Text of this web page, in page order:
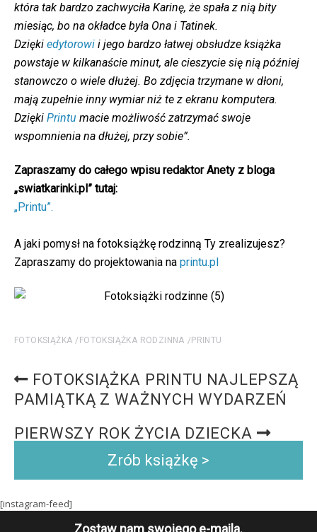
która tak bardzo zachwyciła Karinę, że spała z nią bity
miesiąc, bo na okładce była Ona i Tatinek.
Dzięki edytorowi i jego bardzo łatwej obsłudze książka
powstaje w kilkanaście minut, ale cieszycie się nią później
stanowczo o wiele dłużej. Bo zdjęcia trzymane w dłoni,
mają zupełnie inny wymiar niż te z ekranu komputera.
Dzięki Printu macie możliwość zatrzymać swoje
wspomnienia na dłużej, przy sobie”.
Zapraszamy do całego wpisu redaktor Anety z bloga
„swiatkarinki.pl” tutaj:
„Printu”.
A jaki pomysł na fotoksiążkę rodzinną Ty zrealizujesz?
Zapraszamy do projektowania na printu.pl
FOTOKSIĄŻKA FOTOKSIĄŻKA RODZINNA PRINTU
FOTOKSIĄŻKA PRINTU NAJLEPSZĄ
PAMIĄTKĄ Z WAŻNYCH WYDARZEŃ
PIERWSZY ROK ŻYCIA DZIECKA
Zrób książkę >
[instagram-feed]
Zostaw nam swojego e-maila.